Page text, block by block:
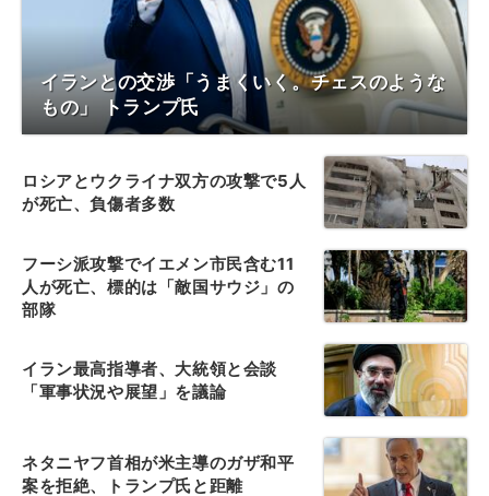
イランとの交渉「うまくいく。チェスのような
もの」 トランプ氏
ロシアとウクライナ双方の攻撃で5人
が死亡、負傷者多数
フーシ派攻撃でイエメン市民含む11
人が死亡、標的は「敵国サウジ」の
部隊
イラン最高指導者、大統領と会談
「軍事状況や展望」を議論
ネタニヤフ首相が米主導のガザ和平
案を拒絶、トランプ氏と距離